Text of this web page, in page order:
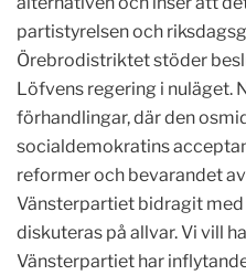
partistyrelsen och
Örebrodistriktet stöder
Löfvens regering i nuläget.
förhandlingar, där den
socialdemokratins
reformer och bevarandet
Vänsterpartiet bidragit med
diskuteras på allvar. Vi vill
Vänsterpartiet har